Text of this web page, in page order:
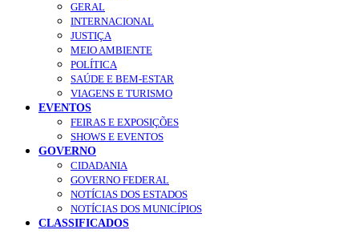
GERAL
INTERNACIONAL
JUSTIÇA
MEIO AMBIENTE
POLÍTICA
SAÚDE E BEM-ESTAR
VIAGENS E TURISMO
EVENTOS
FEIRAS E EXPOSIÇÕES
SHOWS E EVENTOS
GOVERNO
CIDADANIA
GOVERNO FEDERAL
NOTÍCIAS DOS ESTADOS
NOTÍCIAS DOS MUNICÍPIOS
CLASSIFICADOS